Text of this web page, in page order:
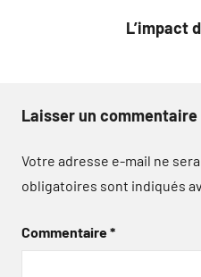
L’impact
Laisser un commentaire
Votre adresse e-mail ne
obligatoires sont indiqués
Commentaire*